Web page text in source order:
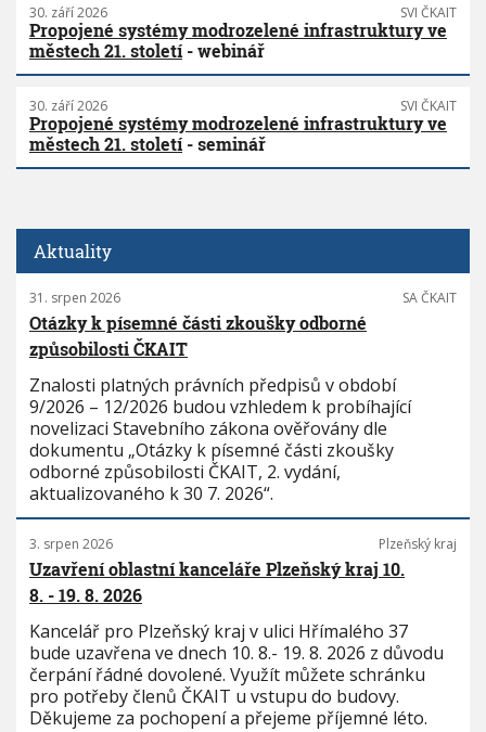
30. září 2026 SVI ČKAIT
Propojené systémy modrozelené infrastruktury ve
městech 21. století- webinář
30. září 2026 SVI ČKAIT
Propojené systémy modrozelené infrastruktury ve
městech 21. století- seminář
Aktuality
31. srpen 2026 SA ČKAIT
Otázky k písemné části zkoušky odborné
způsobilosti ČKAIT
Znalosti platných právních předpisů v období
9/2026 – 12/2026 budou vzhledem k probíhající
novelizaci Stavebního zákona ověřovány dle
dokumentu „Otázky k písemné části zkoušky
odborné způsobilosti ČKAIT, 2. vydání,
aktualizovaného k 30 7. 2026“.
3. srpen 2026 Plzeňský kraj
Uzavření oblastní kanceláře Plzeňský kraj 10.
8. - 19. 8. 2026
Kancelář pro Plzeňský kraj v ulici Hřímalého 37
bude uzavřena ve dnech 10. 8.- 19. 8. 2026 z důvodu
čerpání řádné dovolené. Využít můžete schránku
pro potřeby členů ČKAIT u vstupu do budovy.
Děkujeme za pochopení a přejeme příjemné léto.